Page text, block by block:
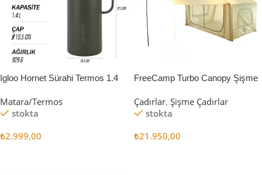
Igloo Hornet Sürahi Termos 1.4
Matara/Termos
stokta
₺2.999,00
FreeCamp Turbo Canopy Şişme
Çadırlar, Şişme Çadırlar
stokta
₺21.950,00